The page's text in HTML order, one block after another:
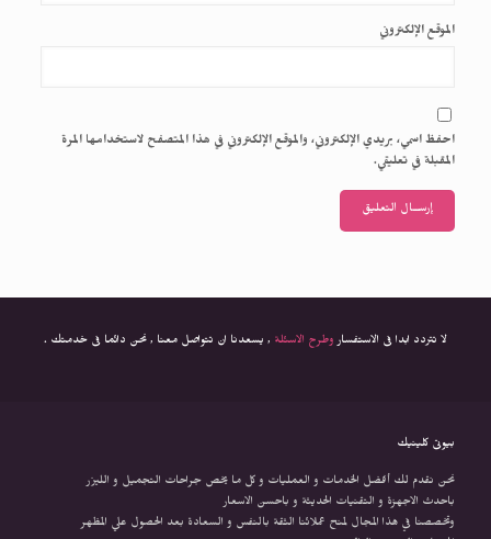
الموقع الإلكتروني
احفظ اسمي، بريدي الإلكتروني، والموقع الإلكتروني في هذا المتصفح لاستخدامها المرة
المقبلة في تعليقي.
لا تتردد ابدا فى الاستفسار وطرح الاسئلة , يسعدنا ان تتواصل معنا , نحن دائما فى خدمتك .
بيوتى كلينيك
نحن نقدم لك أفضل الخدمات و العمليات و كل ما يخص جراحات التجميل و الليزر
باحدث الاجهزة و التقنيات الحديثة و باحسن الاسعار
وتخصصنا في هذا المجال لمنح عملائنا الثقة بالنفس و السعادة بعد الحصول علي المظهر